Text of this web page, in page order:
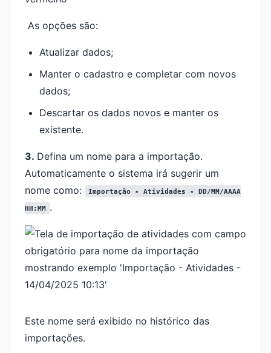
As opções são:
Atualizar dados;
Manter o cadastro e completar com novos
dados;
Descartar os dados novos e manter os
existente.
3. Defina um nome para a importação.
Automaticamente o sistema irá sugerir um
nome como:
Importação - Atividades - DD/MM/AAAA
HH:MM .
Este nome será exibido no histórico das
importações.